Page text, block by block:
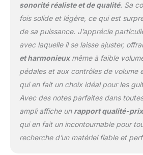
sonorité réaliste et de qualité. Sa
fois solide et légère, ce qui est
de sa puissance. J’apprécie
avec laquelle il se laisse ajuster,
et harmonieuxmême à faible
pédales et aux contrôles de volume
qui en fait un choix idéal pour les
Avec des notes parfaites dans
ampli affiche un rapport qualité-prix
qui en fait un incontournable pour
recherche d’un matériel fiable et